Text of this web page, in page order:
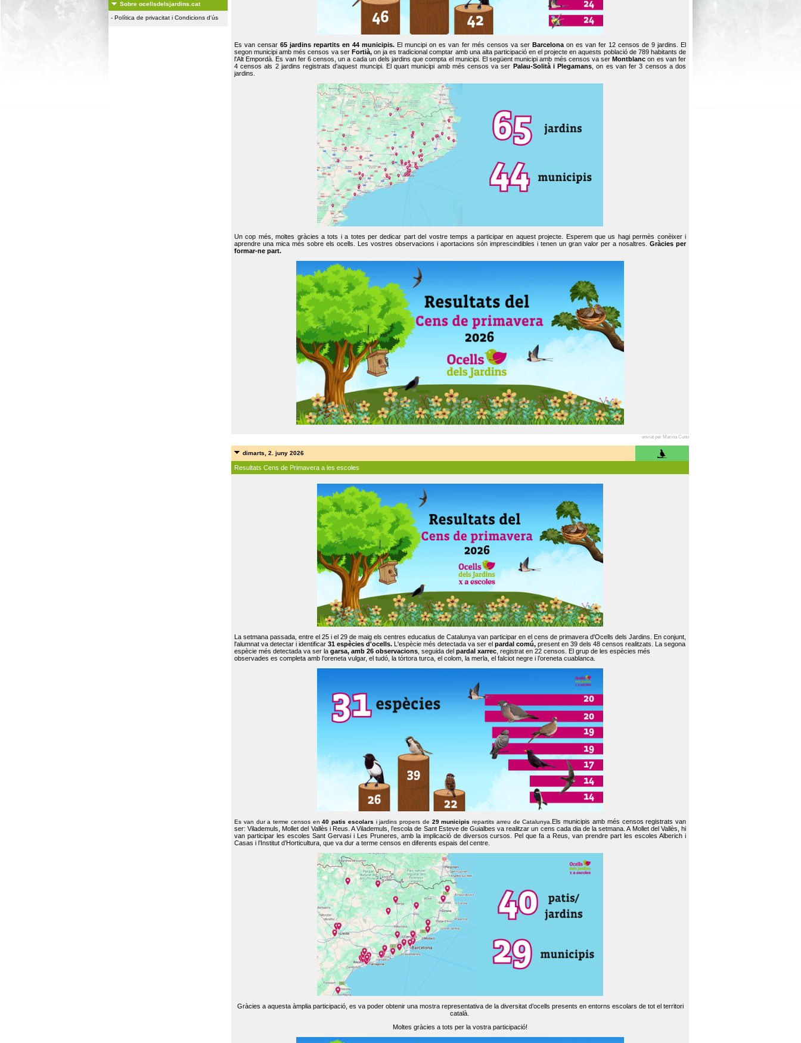
Sobre ocellsdelsjardins.cat
- Política de privacitat i Condicions d'ús
Es van censar65 jardins repartits en 44 municipis. El muncipi on es van fer més censos va ser Barcelonaon es van fer 12 censos de 9 jardins. El
segon municipi amb més censos va ser Fortià, on ja es tradicional comptar amb una alta participació en el projecte en aquests població de 789 habitants de
l'Alt Empordà. Es van fer 6 censos, un a cada un dels jardins que compta el municipi. El següent municipi amb més censos va serMontblanc on es van fer
4 censos als 2 jardins registrats d'aquest muncipi. El quart municipi amb més censos va ser Palau-Solità i Plegamans , on es van fer 3 censos a dos
jardins.
Un cop més, moltes gràcies a tots i a totes per dedicar part del vostre temps a participar en aquest projecte. Esperem que us hagi permès conèixer i
aprendre una mica més sobre els ocells. Les vostres observacions i aportacions són imprescindibles i tenen un gran valor per a nosaltres. Gràcies per
formar-ne part.
enviat per Marina Cuito
dimarts, 2. juny 2026
Resultats Cens de Primavera a les escoles
La setmana passada, entre el 25 i el 29 de maig els centres educatius de Catalunya van participar en el cens de primavera d'Ocells dels Jardins. En conjunt,
l'alumnat va detectar i identificar 31 espècies d'ocells. L'espècie més detectada va ser el pardal comú, present en 39 dels 48 censos realitzats. La segona
espècie més detectada va ser la garsa, amb 26 observacions , seguida del pardal xarrec , registrat en 22 censos. El grup de les espècies més
observades es completa amb l’oreneta vulgar, el tudó, la tórtora turca, el colom, la merla, el falciot negre i l’oreneta cuablanca.
Es van dur a terme censos en40 patis escolars i jardins propers de 29 municipis repartits arreu de Catalunya. Els municipis amb més censos registrats van
ser: Vilademuls, Mollet del Vallès i Reus. A Vilademuls, l’escola de Sant Esteve de Guialbes va realitzar un cens cada dia de la setmana. A Mollet del Vallès, hi
van participar les escoles Sant Gervasi i Les Pruneres, amb la implicació de diversos cursos. Pel que fa a Reus, van prendre part les escoles Alberich i
Casas i l’Institut d’Horticultura, que va dur a terme censos en diferents espais del centre.
Gràcies a aquesta àmplia participació, es va poder obtenir una mostra representativa de la diversitat d’ocells presents en entorns escolars de tot el territori
català.
Moltes gràcies a tots per la vostra participació!